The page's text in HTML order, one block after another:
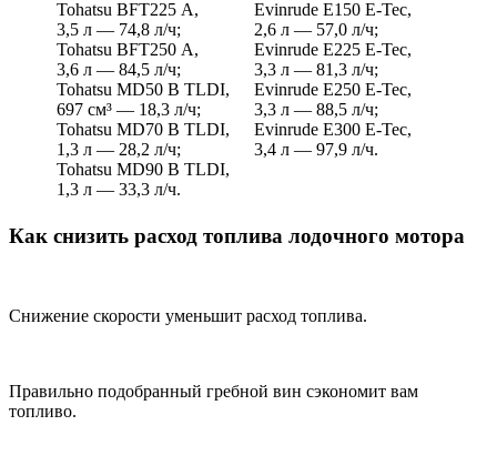
Tohatsu BFT225 A,
3,5 л — 74,8 л/ч;
Tohatsu BFT250 A,
3,6 л — 84,5 л/ч;
Tohatsu MD50 B TLDI,
697 см³ — 18,3 л/ч;
Tohatsu MD70 B TLDI,
1,3 л — 28,2 л/ч;
Tohatsu MD90 B TLDI,
1,3 л — 33,3 л/ч.
Evinrude E150 E-Tec,
2,6 л — 57,0 л/ч;
Evinrude E225 E-Tec,
3,3 л — 81,3 л/ч;
Evinrude E250 E-Tec,
3,3 л — 88,5 л/ч;
Evinrude E300 E-Tec,
3,4 л — 97,9 л/ч.
Как снизить расход топлива лодочного мотора
Снижение скорости уменьшит расход топлива.
Правильно подобранный гребной вин сэкономит вам
топливо.